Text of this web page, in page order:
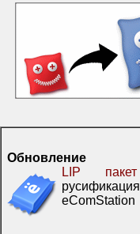
Обновление
LIP пакет
русификация
eComStation